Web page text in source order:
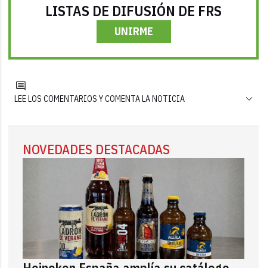
LISTAS DE DIFUSIÓN DE FRS
UNIRME
LEE LOS COMENTARIOS Y COMENTA LA NOTICIA
NOVEDADES DESTACADAS